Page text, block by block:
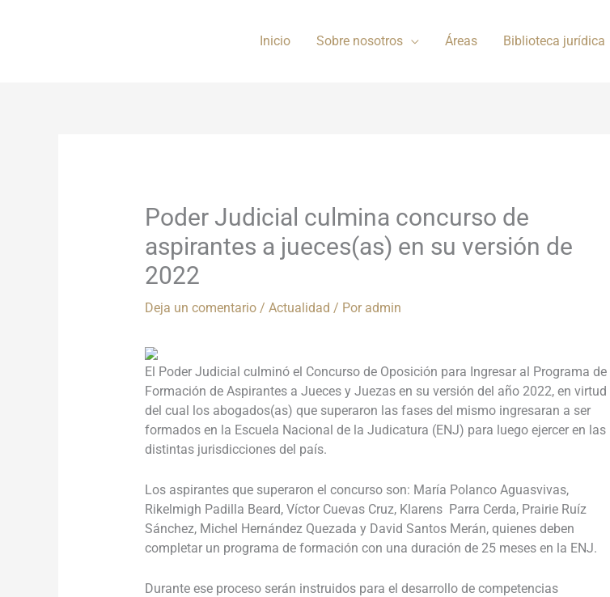
Inicio Sobre nosotros Áreas Biblioteca jurídica
Poder Judicial culmina concurso de
aspirantes a jueces(as) en su versión de
2022
Deja un comentario / Actualidad / Por admin
El Poder Judicial culminó el Concurso de Oposición para Ingresar al Programa de
Formación de Aspirantes a Jueces y Juezas en su versión del año 2022, en virtud
del cual los abogados(as) que superaron las fases del mismo ingresaran a ser
formados en la Escuela Nacional de la Judicatura (ENJ) para luego ejercer en las
distintas jurisdicciones del país.
Los aspirantes que superaron el concurso son: María Polanco Aguasvivas,
Rikelmigh Padilla Beard, Víctor Cuevas Cruz, Klarens Parra Cerda, Prairie Ruíz
Sánchez, Michel Hernández Quezada y David Santos Merán, quienes deben
completar un programa de formación con una duración de 25 meses en la ENJ.
Durante ese proceso serán instruidos para el desarrollo de competencias